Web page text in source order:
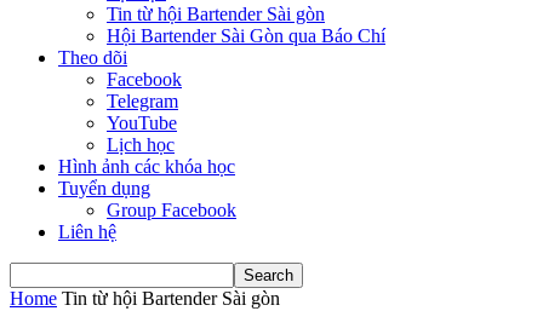
Tin từ hội Bartender Sài gòn
Hội Bartender Sài Gòn qua Báo Chí
Theo dõi
Facebook
Telegram
YouTube
Lịch học
Hình ảnh các khóa học
Tuyển dụng
Group Facebook
Liên hệ
Home Tin từ hội Bartender Sài gòn